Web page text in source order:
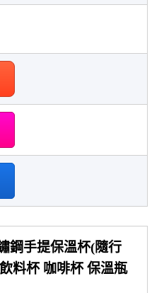
鋼手提保溫杯(隨行
料杯 咖啡杯 保溫瓶